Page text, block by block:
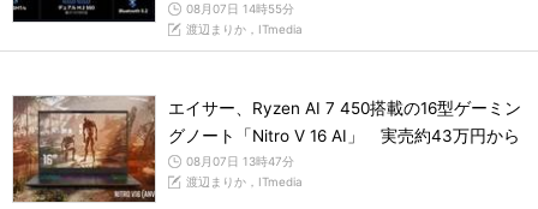
08月07日 14時55分
渡辺まりか，ITmedia
エイサー、Ryzen AI 7 450搭載の16型ゲーミン
グノート「Nitro V 16 AI」 実売約43万円から
08月07日 13時47分
渡辺まりか，ITmedia